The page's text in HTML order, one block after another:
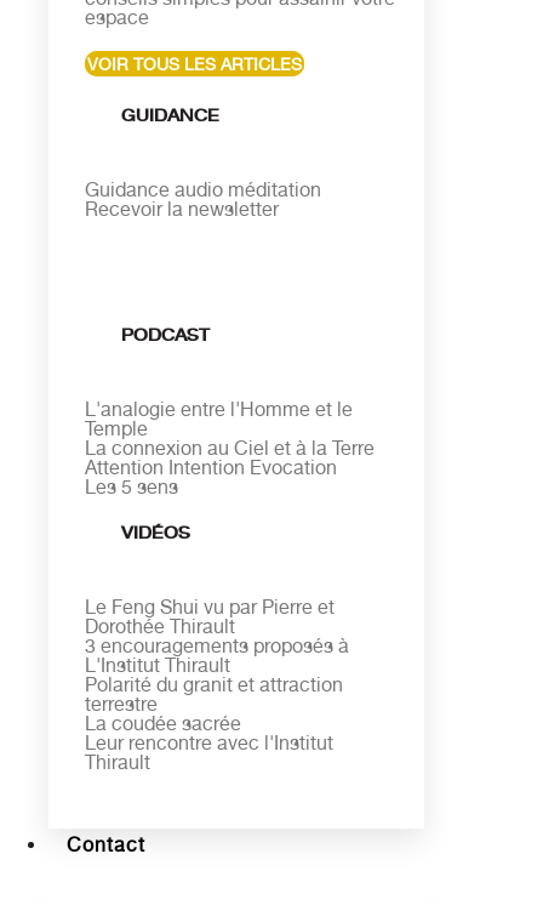
espace
VOIR TOUS LES ARTICLES
GUIDANCE
Guidance audio méditation
Recevoir la newsletter
PODCAST
L'analogie entre l'Homme et le
Temple
La connexion au Ciel et à la Terre
Attention Intention Evocation
Les 5 sens
VIDÉOS
Le Feng Shui vu par Pierre et
Dorothée Thirault
3 encouragements proposés à
L'Institut Thirault
Polarité du granit et attraction
terrestre
La coudée sacrée
Leur rencontre avec l'Institut
Thirault
Contact